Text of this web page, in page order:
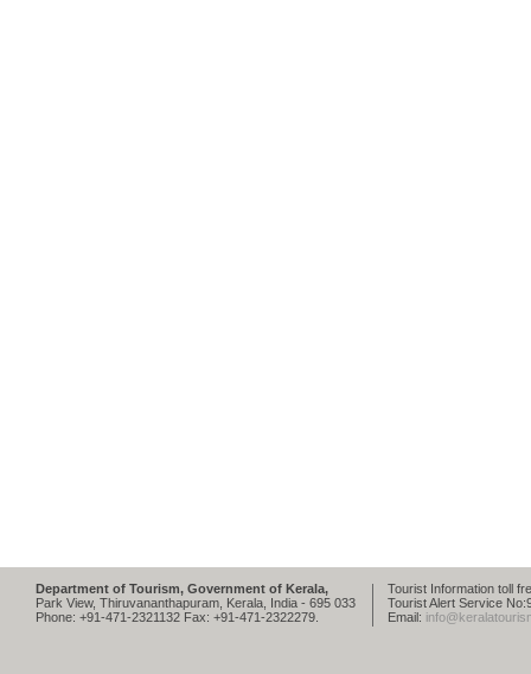
Department of Tourism, Government of Kerala,
Park View, Thiruvananthapuram, Kerala, India - 695 033
Phone: +91-471-2321132 Fax: +91-471-2322279.
Tourist Information toll
Tourist Alert Service
Email: